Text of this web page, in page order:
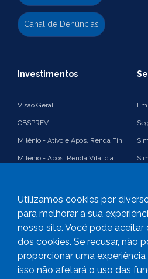
Canal de Denúncias
Investimentos
Visão Geral
CBSPREV
Milênio - Ativo e Apos. Renda Fin.
Milênio - Apos. Renda Vitalícia
PGA
Consolidado
Utilizamos cookies por
para melhorar a sua
nosso site. Você pode aceitar
dos cookies. Se recusar, não
proporcionar uma
isso não afetará o uso das